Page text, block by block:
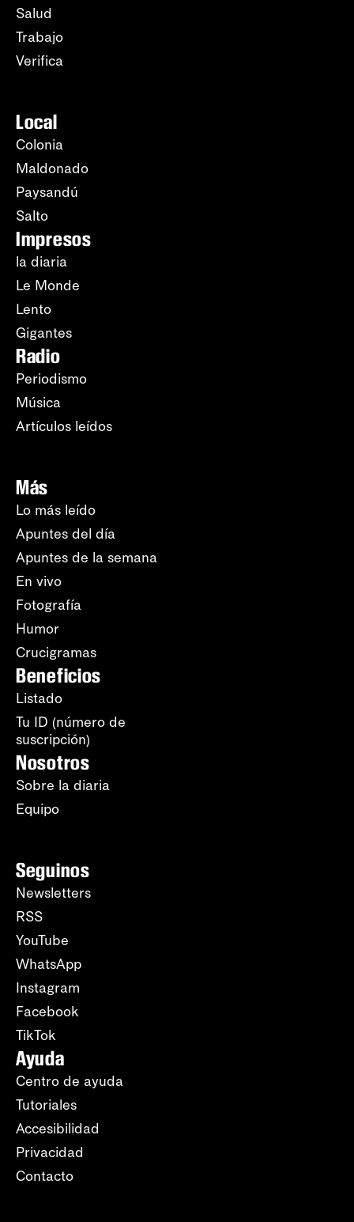
Salud
Trabajo
Verifica
Local
Colonia
Maldonado
Paysandú
Salto
Impresos
la diaria
Le Monde
Lento
Gigantes
Radio
Periodismo
Música
Artículos leídos
Más
Lo más leído
Apuntes del día
Apuntes de la semana
En vivo
Fotografía
Humor
Crucigramas
Beneficios
Listado
Tu ID (número de
suscripción)
Nosotros
Sobre la diaria
Equipo
Seguinos
Newsletters
RSS
YouTube
WhatsApp
Instagram
Facebook
TikTok
Ayuda
Centro de ayuda
Tutoriales
Accesibilidad
Privacidad
Contacto